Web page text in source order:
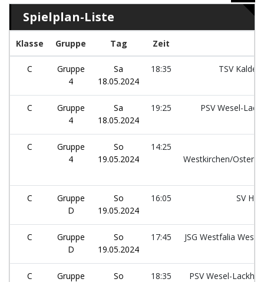
Spielplan-Liste
Klasse Gruppe Tag Zeit
C
Gruppe
4
Sa
18.05.2024
18:35 TSV
C
Gruppe
4
Sa
18.05.2024
19:25 PSV Wesel-
C
Gruppe
4
So
19.05.2024
14:25
Westkirchen/
C
Gruppe
D
So
19.05.2024
16:05 SV
C
Gruppe
D
So
19.05.2024
17:45 JSG Westfalia
C
Gruppe
So
18:35 PSV Wesel-